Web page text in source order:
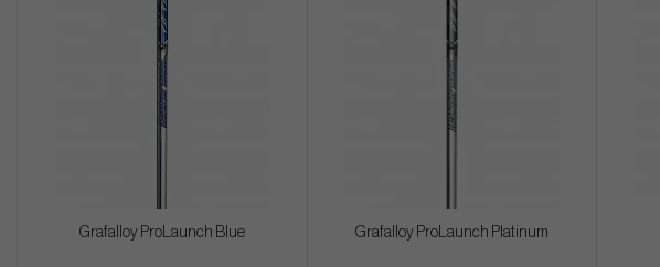
Grafalloy ProLaunch Blue Grafalloy ProLaunch Platinum